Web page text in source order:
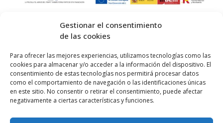
Gestionar el consentimiento
de las cookies
Para ofrecer las mejores experiencias, utilizamos tecnologías como las
cookies para almacenar y/o acceder a la información del dispositivo. El
consentimiento de estas tecnologías nos permitirá procesar datos
como el comportamiento de navegación o las identificaciones únicas
en este sitio. No consentir o retirar el consentimiento, puede afectar
negativamente a ciertas características y funciones.
by QM.
Inicio